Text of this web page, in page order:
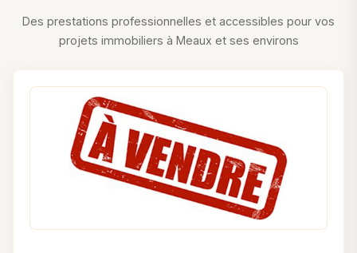
Des prestations professionnelles et accessibles pour vos
projets immobiliers à Meaux et ses environs